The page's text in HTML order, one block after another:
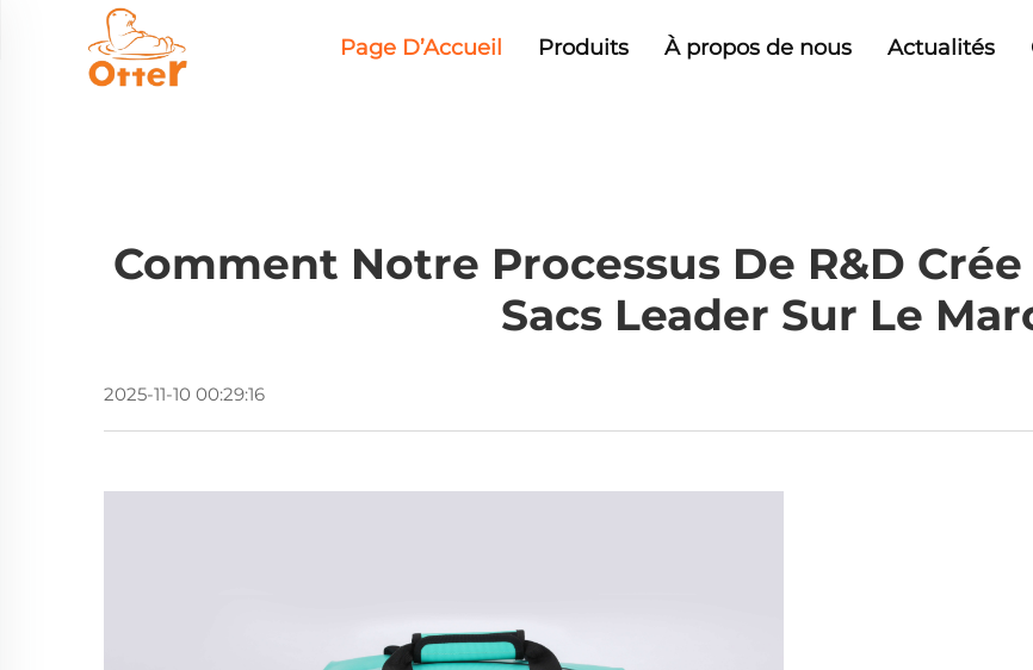
Page D’Accueil Produits À propos de nous Actualités
Comment Notre Processus De R&D
Sacs Leader Sur Le
2025-11-10 00:29:16